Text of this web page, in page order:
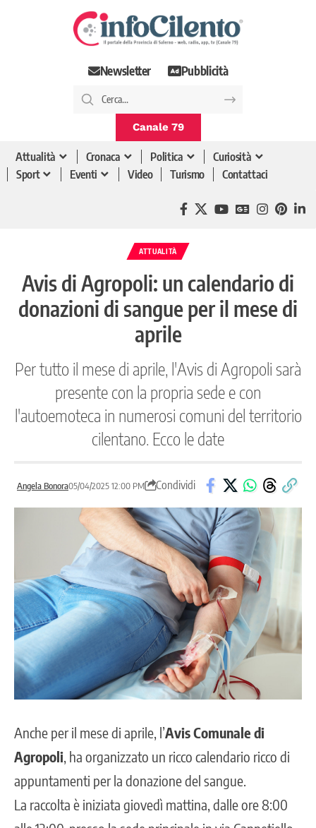
Newsletter Pubblicità
Canale 79
Attualità Cronaca Politica
Curiosità
Sport
Eventi Video Turismo Contattaci
ATTUALITÀ
Avis di Agropoli: un calendario di
donazioni di sangue per il mese di
aprile
Per tutto il mese di aprile, l'Avis di Agropoli sarà
presente con la propria sede e con
l'autoemoteca in numerosi comuni del territorio
cilentano. Ecco le date
Angela Bonora05/04/2025 12:00 PM Condividi
Anche per il mese di aprile, l’Avis Comunale di
Agropoli , ha organizzato un ricco calendario ricco di
appuntamenti per la donazione del sangue
La raccolta è iniziata giovedì mattina, dalle ore 8:00